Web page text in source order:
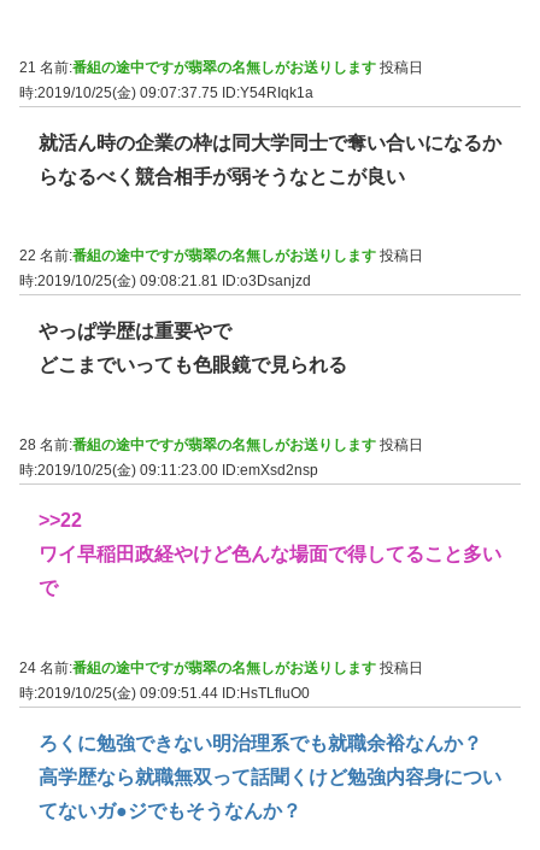
21 名前:番組の途中ですが翡翠の名無しがお送りします 投稿日
時:2019/10/25(金) 09:07:37.75 ID:Y54RIqk1a
就活ん時の企業の枠は同大学同士で奪い合いになるか
らなるべく競合相手が弱そうなとこが良い
22 名前:番組の途中ですが翡翠の名無しがお送りします 投稿日
時:2019/10/25(金) 09:08:21.81
ID:o3Dsanjzd
やっぱ学歴は重要やで
どこまでいっても色眼鏡で見られる
28 名前:番組の途中ですが翡翠の名無しがお送りします 投稿日
時:2019/10/25(金) 09:11:23.00 ID:emXsd2nsp
>>22
ワイ早稲田政経やけど色んな場面で得してること多い
で
24 名前:番組の途中ですが翡翠の名無しがお送りします 投稿日
時:2019/10/25(金) 09:09:51.44 ID:HsTLfluO0
ろくに勉強できない明治理系でも就職余裕なんか？
高学歴なら就職無双って話聞くけど勉強内容身につい
てないガ●ジでもそうなんか？